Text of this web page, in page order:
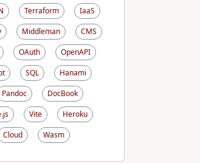
Terraform
IaaS
Middleman
CMS
OAuth
OpenAPI
SQL
Hanami
Pandoc
DocBook
Vite
Heroku
Cloud Wasm